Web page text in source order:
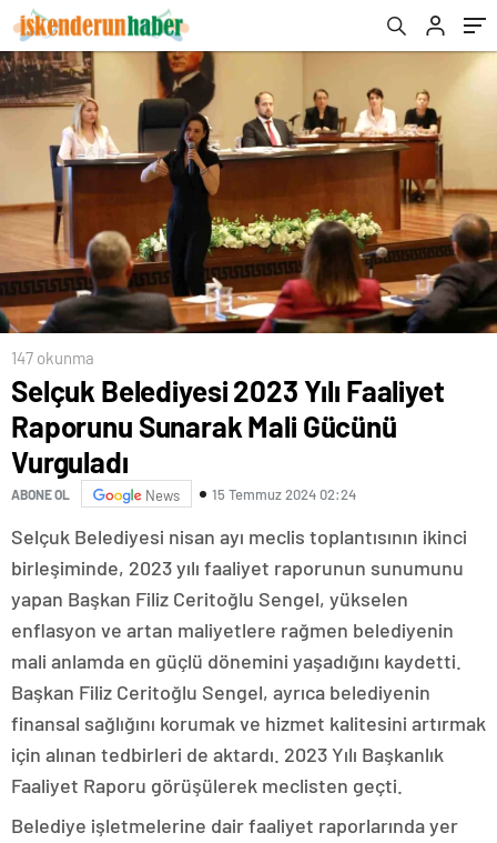
147 okunma
Selçuk Belediyesi 2023 Yılı Faaliyet
Raporunu Sunarak Mali Gücünü
Vurguladı
ABONE OL News 15 Temmuz 2024 02:24
Selçuk Belediyesi nisan ayı meclis toplantısının ikinci
birleşiminde, 2023 yılı faaliyet raporunun sunumunu
yapan Başkan Filiz Ceritoğlu Sengel, yükselen
enflasyon ve artan maliyetlere rağmen belediyenin
mali anlamda en güçlü dönemini yaşadığını kaydetti.
Başkan Filiz Ceritoğlu Sengel, ayrıca belediyenin
finansal sağlığını korumak ve hizmet kalitesini artırmak
için alınan tedbirleri de aktardı. 2023 Yılı Başkanlık
Faaliyet Raporu görüşülerek meclisten geçti.
Belediye işletmelerine dair faaliyet raporlarında yer